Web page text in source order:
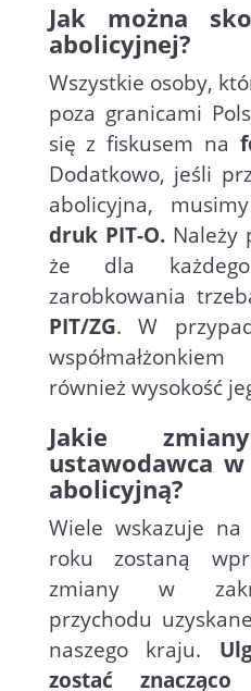
Jak można
abolicyjnej?
Wszystkie osoby,
poza granicami
się z fiskusem na
Dodatkowo, jeśli
abolicyjna,
druk PIT-O.Należy
że dla
zarobkowania
PIT/ZG. W
również wysokość
Jakie
ustawodawca
abolicyjną?
Wiele wskazuje
roku zostaną
zmiany w
przychodu
naszego kraju.
zostać